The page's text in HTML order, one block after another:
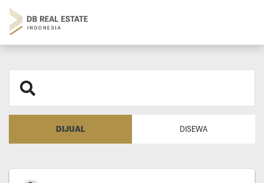
DIJUAL DISEWA